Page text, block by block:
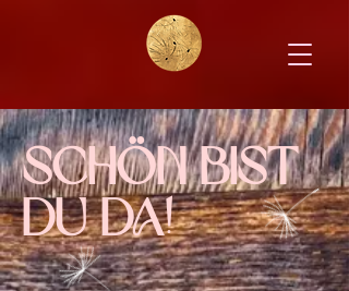
Schön bist
du da!